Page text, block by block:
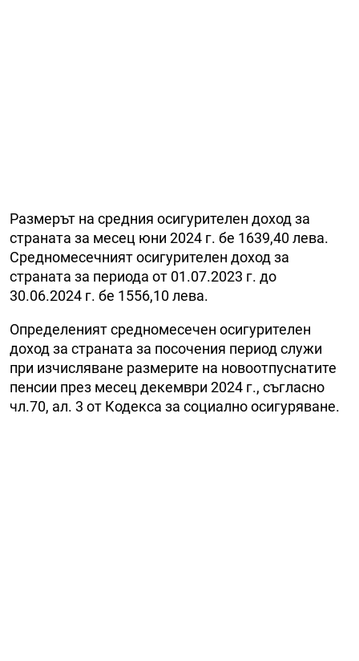
Размерът на средния осигурителен доход за
страната за месец юни 2024 г. бе 1639,40 лева.
Средномесечният осигурителен доход за
страната за периода от 01.07.2023 г. до
30.06.2024 г. бе 1556,10 лева.
Определеният средномесечен осигурителен
доход за страната за посочения период служи
при изчисляване размерите на новоотпуснатите
пенсии през месец декември 2024 г., съгласно
чл.70, ал. 3 от Кодекса за социално осигуряване.